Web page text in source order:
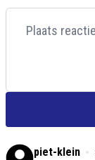
piet-klein